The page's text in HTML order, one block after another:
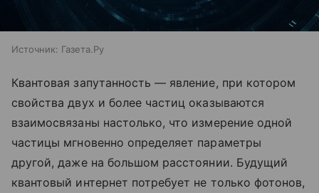
Источник: Газета.Ру
Квантовая запутанность — явление, при котором
свойства двух и более частиц оказываются
взаимосвязаны настолько, что измерение одной
частицы мгновенно определяет параметры
другой, даже на большом расстоянии. Будущий
квантовый интернет потребует не только фотонов,